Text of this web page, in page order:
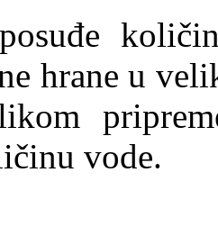
hrane u
vode.